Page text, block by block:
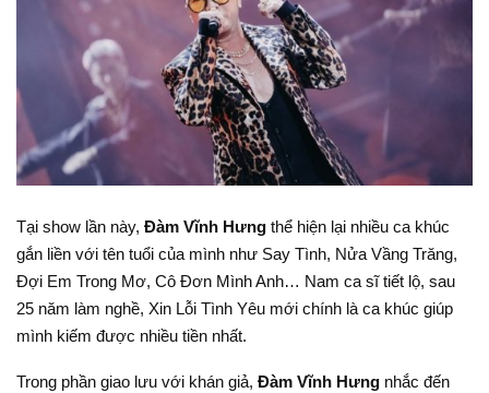
Tại show lần này, Đàm Vĩnh Hưng thể hiện lại nhiều ca khúc
gắn liền với tên tuổi của mình như Say Tình, Nửa Vầng Trăng,
Đợi Em Trong Mơ, Cô Đơn Mình Anh… Nam ca sĩ tiết lộ, sau
25 năm làm nghề, Xin Lỗi Tình Yêu mới chính là ca khúc giúp
mình kiếm được nhiều tiền nhất.
Trong phần giao lưu với khán giả, Đàm Vĩnh Hưng nhắc đến